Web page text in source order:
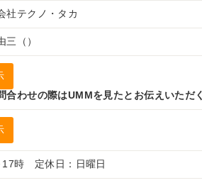
社テクノ・タカ
三（）
合わせの際はUMMを見たとお伝えいただ
17時 定休日：日曜日